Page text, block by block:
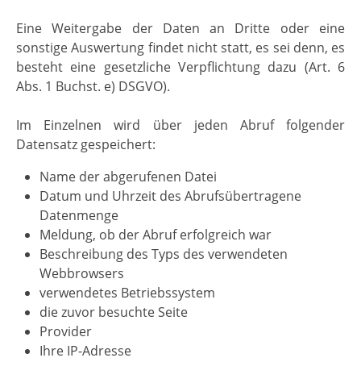
Eine Weitergabe der Daten an Dritte oder eine
sonstige Auswertung findet nicht statt, es sei denn, es
besteht eine gesetzliche Verpflichtung dazu (Art. 6
Abs. 1 Buchst. e) DSGVO).
Im Einzelnen wird über jeden Abruf folgender
Datensatz gespeichert:
Name der abgerufenen Datei
Datum und Uhrzeit des Abrufsübertragene
Datenmenge
Meldung, ob der Abruf erfolgreich war
Beschreibung des Typs des verwendeten
Webbrowsers
verwendetes Betriebssystem
die zuvor besuchte Seite
Provider
Ihre IP-Adresse